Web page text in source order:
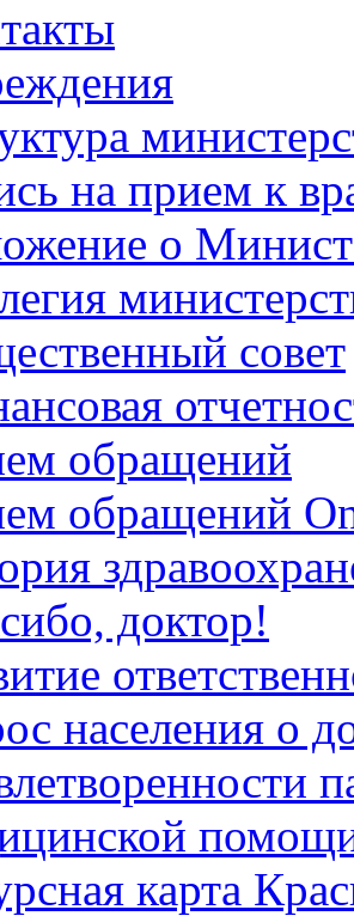
на прием к
о
совет
обращений
обращений
доктор!
населения о
карта